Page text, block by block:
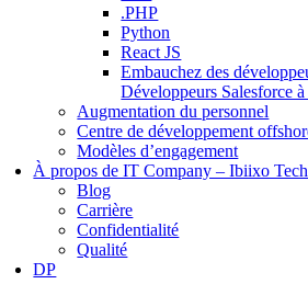
.PHP
Python
React JS
Embauchez des
Développeurs Salesforce
Augmentation du personnel
Centre de développement
Modèles d’engagement
À propos de IT Company – Ibiixo
Blog
Carrière
Confidentialité
Qualité
DP